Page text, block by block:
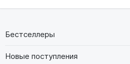
Бестселлеры
Новые поступления